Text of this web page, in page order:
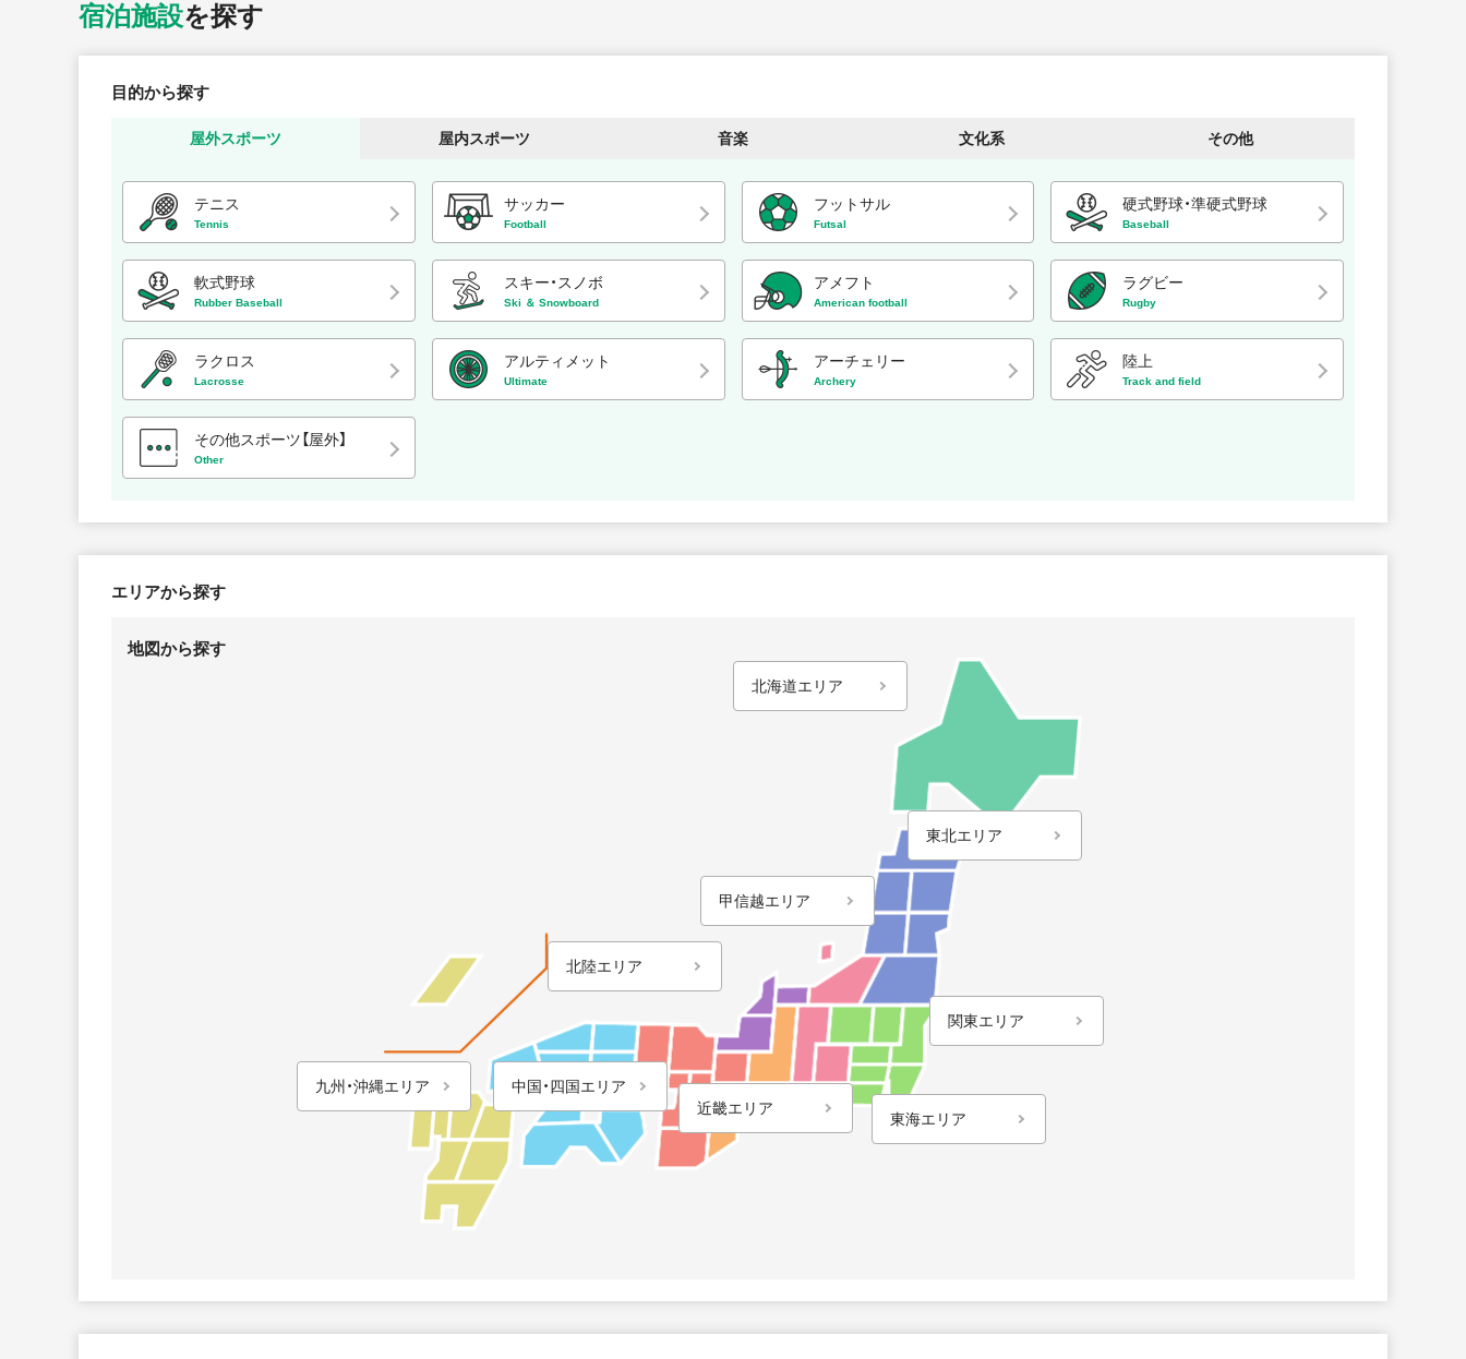
宿泊施設を探す
目的から探す
屋外スポーツ 屋内スポーツ 音楽 文化系 その他
テニス
Tennis
サッカー
Football
フットサル
Futsal
硬式野球・準硬式野球
Baseball
軟式野球
Rubber Baseball
スキー・スノボ
Ski ＆ Snowboard
アメフト
American football
ラグビー
Rugby
ラクロス
Lacrosse
アルティメット
Ultimate
アーチェリー
Archery
陸上
Track and field
その他スポーツ【屋外】
Other
エリアから探す
地図から探す
北海道エリア
東北エリア
関東エリア
北陸エリア
甲信越エリア
東海エリア
近畿エリア
中国・四国エリア
九州・沖縄エリア